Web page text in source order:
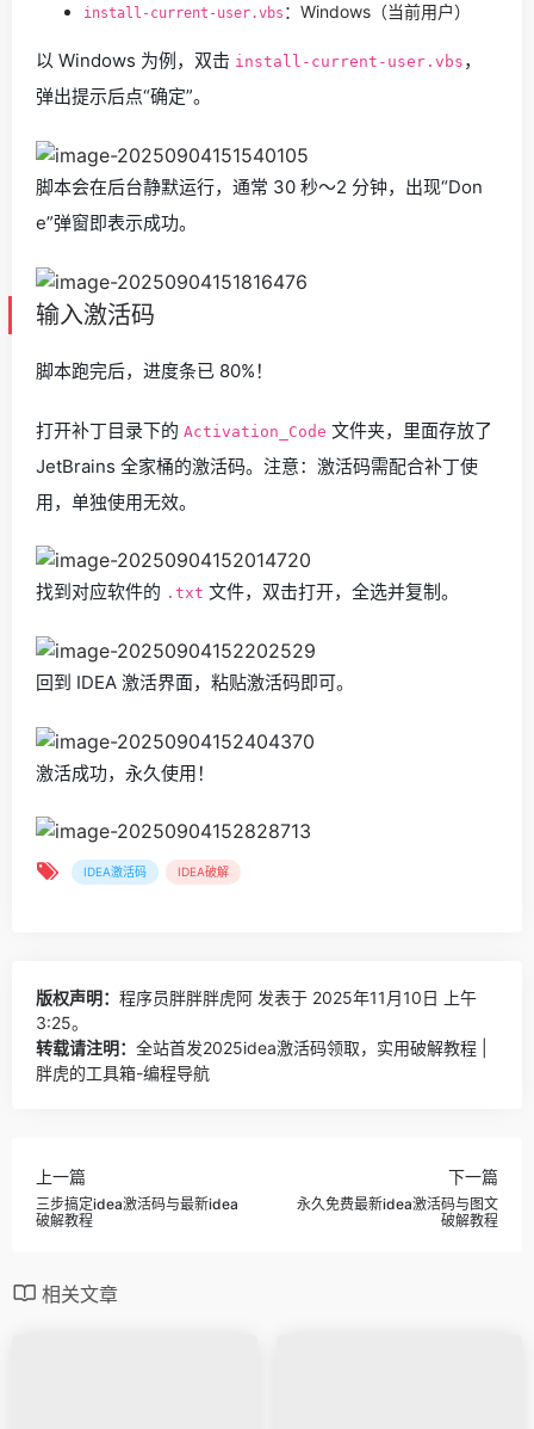
install-current-user.vbs ：Windows（当前用户）
以 Windows 为例，双击 install-current-user.vbs ，
弹出提示后点“确定”。
脚本会在后台静默运行，通常 30 秒～2 分钟，出现“Don
e”弹窗即表示成功。
输入激活码
脚本跑完后，进度条已 80%！
打开补丁目录下的 Activation_Code 文件夹，里面存放了
JetBrains 全家桶的激活码。注意：激活码需配合补丁使
用，单独使用无效。
找到对应软件的 .txt 文件，双击打开，全选并复制。
回到 IDEA 激活界面，粘贴激活码即可。
激活成功，永久使用！
IDEA激活码 IDEA破解
版权声明： 程序员胖胖胖虎阿 发表于 2025年11月10日 上午
3:25。
转载请注明： 全站首发2025idea激活码领取，实用破解教程 |
胖虎的工具箱-编程导航
上一篇
三步搞定idea激活码与最新idea
破解教程
下一篇
永久免费最新idea激活码与图文
破解教程
相关文章